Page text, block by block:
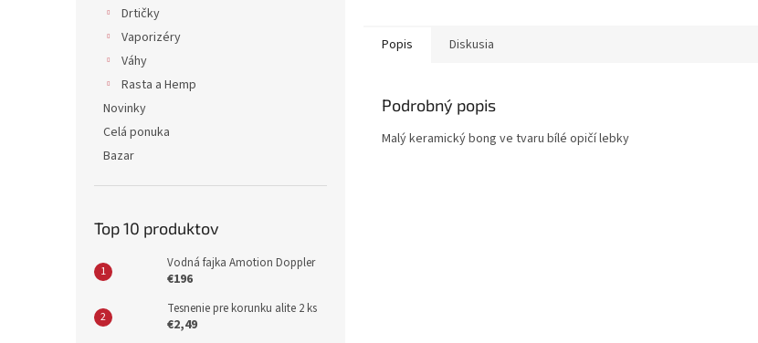
Drtičky
Vaporizéry
Váhy
Rasta a Hemp
Novinky
Celá ponuka
Bazar
Top 10 produktov
Vodná fajka Amotion Doppler
€196
Tesnenie pre korunku alite 2 ks
€2,49
Popis Diskusia
Podrobný popis
Malý keramický bong ve tvaru bílé opičí lebky